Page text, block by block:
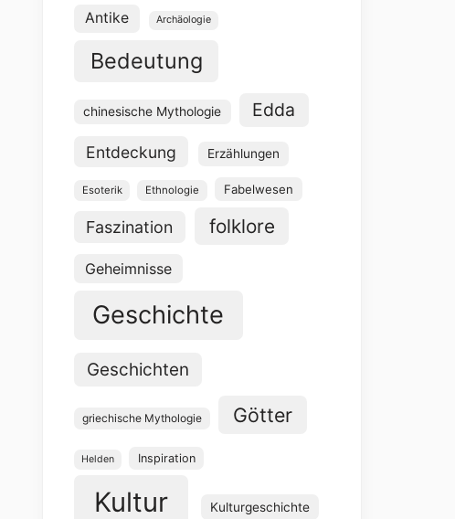
Antike Archäologie
Bedeutung
chinesische Mythologie Edda
Entdeckung Erzählungen
Esoterik Ethnologie Fabelwesen
Faszination folklore
Geheimnisse
Geschichte
Geschichten
griechische Mythologie Götter
Helden Inspiration
Kultur Kulturgeschichte